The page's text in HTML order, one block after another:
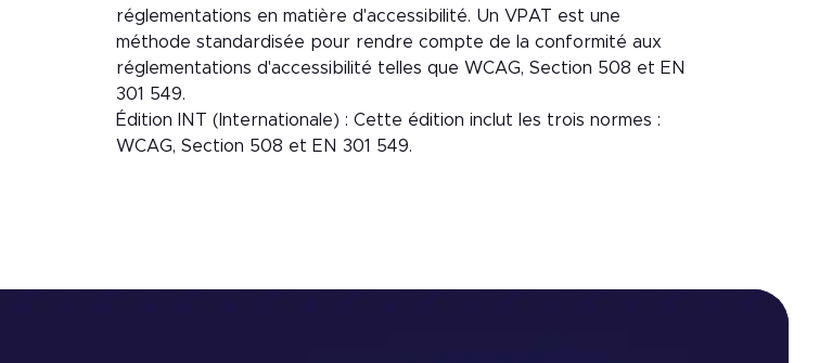
réglementations en matière d'accessibilité. Un VPAT est une
méthode standardisée pour rendre compte de la conformité aux
réglementations d'accessibilité telles que WCAG, Section 508 et EN
301 549.
Édition INT (Internationale) : Cette édition inclut les trois normes :
WCAG, Section 508 et EN 301 549.